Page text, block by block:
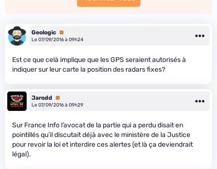
Geologic Premium
Le 07/09/2016 à 09h24
Est ce que celà implique que les GPS seraient autorisés à
indiquer sur leur carte la position des radars fixes?
Jarodd
Premium
Le 07/09/2016 à 09h29
Sur France Info l’avocat de la partie qui a perdu disait en
pointillés qu’il discutait déjà avec le ministère de la Justice
pour revoir la loi et interdire ces alertes (et là ça deviendrait
légal).